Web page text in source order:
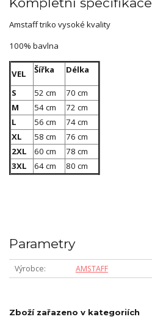
Amstaff triko vysoké kvality
100% bavlna
VEL Šířka Délka
S 52 cm
70 cm
M
54 cm
72 cm
L
56 cm
74 cm
XL
58 cm
76 cm
2XL
60 cm
78 cm
3XL
64 cm 80 cm
Parametry
Výrobce AMSTAFF
Zboží zařazeno v kategoriích